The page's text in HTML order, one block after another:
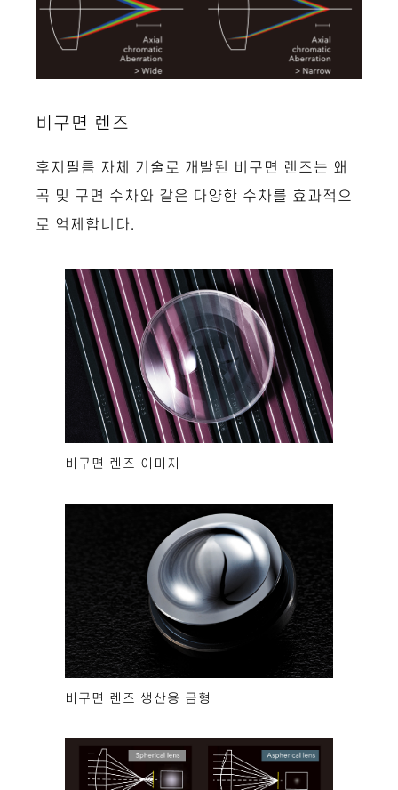
비구면 렌즈
후지필름 자체 기술로 개발된 비구면 렌즈는 왜
곡 및 구면 수차와 같은 다양한 수차를 효과적으
로 억제합니다.
비구면 렌즈 이미지
비구면 렌즈 생산용 금형